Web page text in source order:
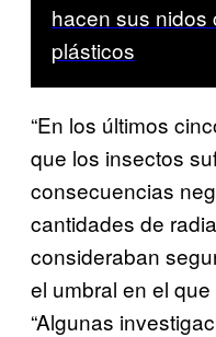
hacen sus nidos
plásticos
“En los últimos
que los insectos
consecuencias
cantidades de
consideraban
el umbral en el
“Algunas